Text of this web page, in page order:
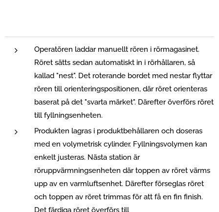
Operatören laddar manuellt rören i rörmagasinet.
Röret sätts sedan automatiskt in i rörhållaren, så
kallad "nest". Det roterande bordet med nestar flyttar
rören till orienteringspositionen, där röret orienteras
baserat på det "svarta märket". Därefter överförs röret
till fyllningsenheten.
Produkten lagras i produktbehållaren och doseras
med en volymetrisk cylinder. Fyllningsvolymen kan
enkelt justeras. Nästa station är
röruppvärmningsenheten där toppen av röret värms
upp av en varmluftsenhet. Därefter förseglas röret
och toppen av röret trimmas för att få en fin finish.
Det färdiga röret överförs till